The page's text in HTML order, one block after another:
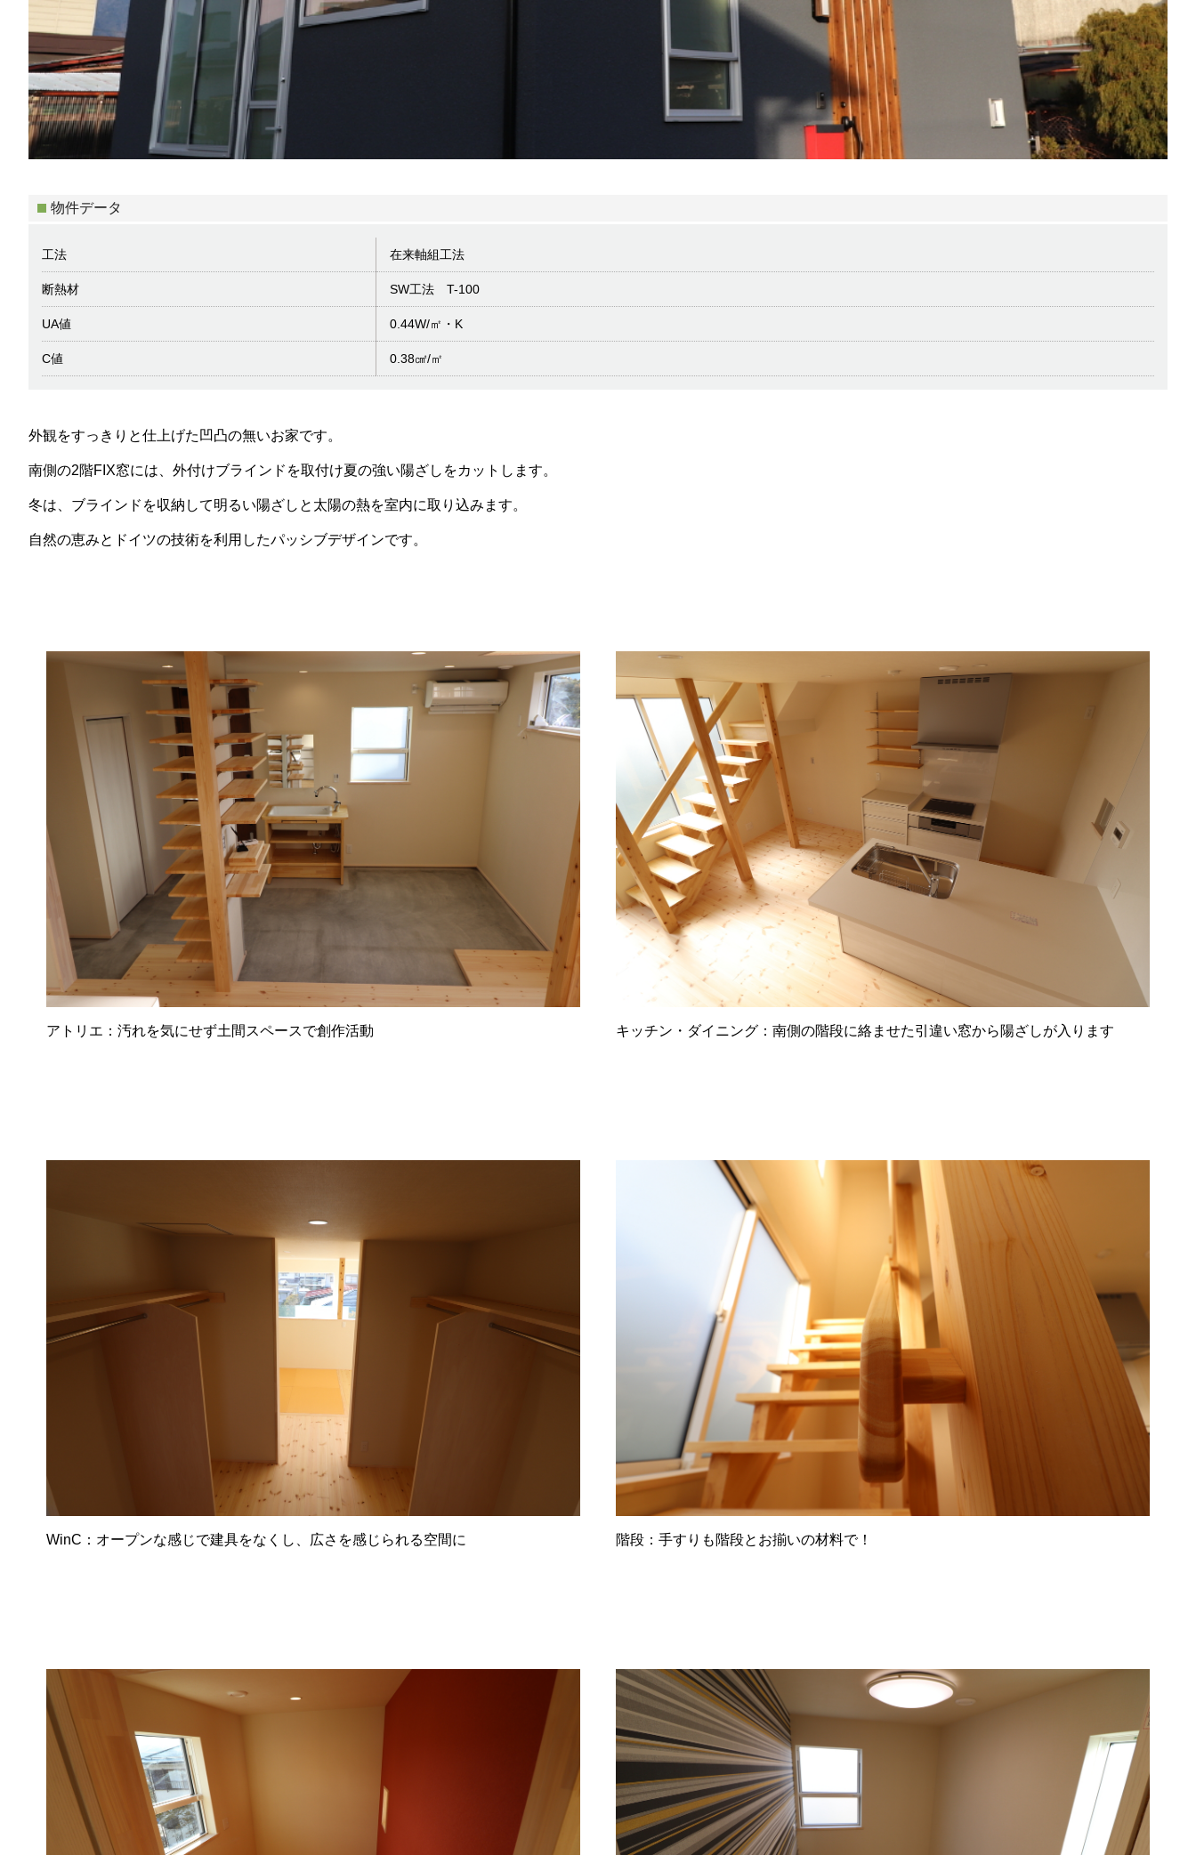
物件データ
工法 在来軸組工法
断熱材 SW工法 T-100
UA値 0.44W/㎡・K
C値 0.38㎠/㎡
外観をすっきりと仕上げた凹凸の無いお家です。
南側の2階FIX窓には、外付けブラインドを取付け夏の強い陽ざしをカットします。
冬は、ブラインドを収納して明るい陽ざしと太陽の熱を室内に取り込みます。
自然の恵みとドイツの技術を利用したパッシブデザインです。
アトリエ：汚れを気にせず土間スペースで創作活動 キッチン・ダイニング：南側の階段に絡ませた引違い窓から陽ざしが入ります
WinC：オープンな感じで建具をなくし、広さを感じられる空間に 階段：手すりも階段とお揃いの材料で！